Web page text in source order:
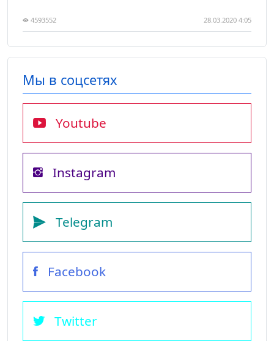
4593552 28.03.2020 4:05
Мы в соцсетях
Youtube
Instagram
Telegram
Facebook
Twitter